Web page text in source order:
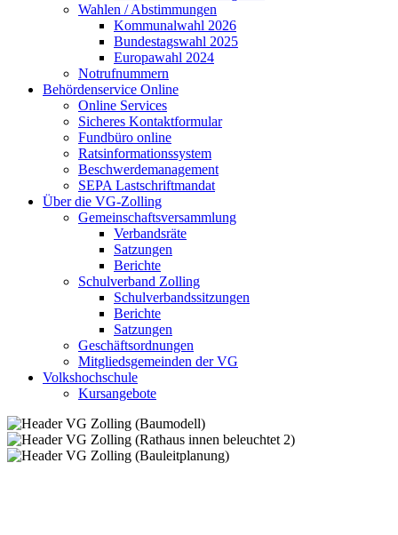
Wahlen / Abstimmungen
Kommunalwahl 2026
Bundestagswahl 2025
Europawahl 2024
Notrufnummern
Behördenservice Online
Online Services
Sicheres Kontaktformular
Fundbüro online
Ratsinformationssystem
Beschwerdemanagement
SEPA Lastschriftmandat
Über die VG-Zolling
Gemeinschaftsversammlung
Verbandsräte
Satzungen
Berichte
Schulverband Zolling
Schulverbandssitzungen
Berichte
Satzungen
Geschäftsordnungen
Mitgliedsgemeinden der VG
Volkshochschule
Kursangebote